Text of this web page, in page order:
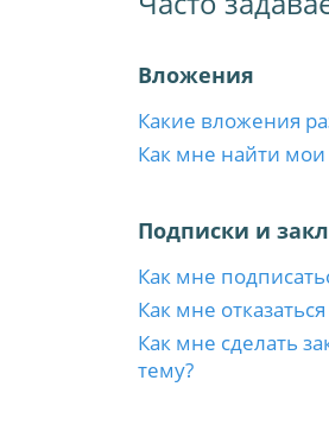
Вложения
Какие вложения
Как мне найти
Подписки и
Как мне
Как мне
Как мне сделать
тему?